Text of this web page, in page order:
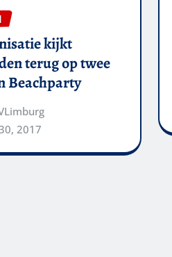
kijkt
terug op twee
Beachparty
2017